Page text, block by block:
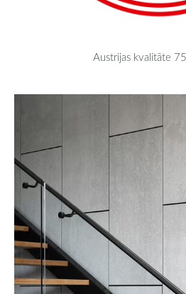
Austrijas kvalitāte